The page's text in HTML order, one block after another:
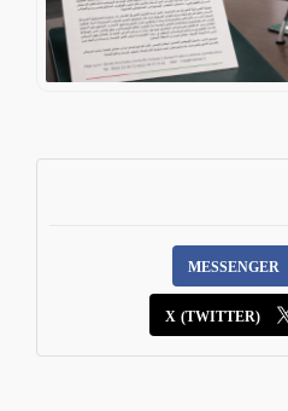
MESSENGER
X (TWITTER)